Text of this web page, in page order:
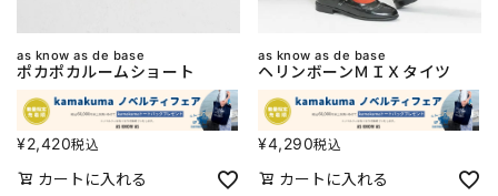
as know as de base
ポカポカルームショート
¥2,420税込
カートに入れる
as know as de base
ヘリンボーンＭＩＸタイツ
¥4,290税込
カートに入れる